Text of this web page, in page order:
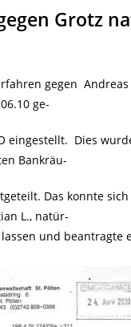
Grotz
gegen
ge-
eingestellt. Dies
Bankräu-
Das konnte sich
L., natür-
und beantragte